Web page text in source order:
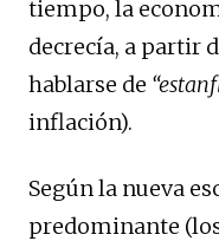
tiempo, la
decrecía, a partir
hablarse de
inflación).
Según la nueva
predominante